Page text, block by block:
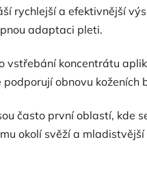
rychlejší a efektivnější
adaptaci pleti.
vstřebání koncentrátu
obnovu koženích
často první oblastí, kde
okolí svěží a mladistvější